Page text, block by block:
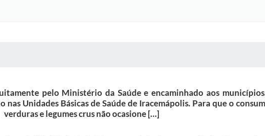
pelo Ministério da Saúde e encaminhado aos
Unidades Básicas de Saúde de Iracemápolis. Para que o
verduras e legumes crus não ocasione […]